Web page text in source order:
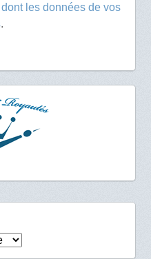
les données de vos
.